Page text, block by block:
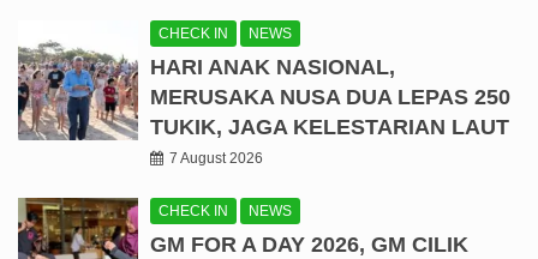
CHECK IN NEWS
HARI ANAK NASIONAL,
MERUSAKA NUSA DUA LEPAS 250
TUKIK, JAGA KELESTARIAN LAUT
7 August 2026
CHECK IN NEWS
GM FOR A DAY 2026, GM CILIK